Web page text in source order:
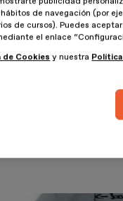
diseño web de
clara, atractiva y
y elementos
lleven
ventas, o
de navegación (por
de cursos). Puedes
el enlace
de Cookies y nuestra